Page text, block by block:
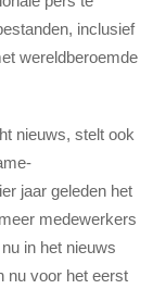
inclusief
wereldberoemde
nieuws, stelt ook
jaar geleden het
medewerkers
in het nieuws
nu voor het eerst